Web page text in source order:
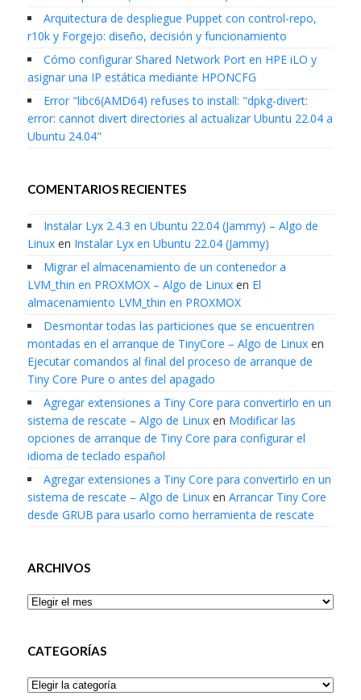
Arquitectura de despliegue Puppet con control-repo,
r10k y Forgejo: diseño, decisión y funcionamiento
Cómo configurar Shared Network Port en HPE iLO y
asignar una IP estática mediante HPONCFG
Error "libc6(AMD64) refuses to install: "dpkg-divert:
error: cannot divert directories al actualizar Ubuntu 22.04 a
Ubuntu 24.04"
COMENTARIOS RECIENTES
Instalar Lyx 2.4.3 en Ubuntu 22.04 (Jammy) – Algo de
Linuxen Instalar Lyx en Ubuntu 22.04 (Jammy)
Migrar el almacenamiento de un contenedor a
LVM_thin en PROXMOX – Algo de Linuxen El
almacenamiento LVM_thin en PROXMOX
Desmontar todas las particiones que se encuentren
montadas en el arranque de TinyCore – Algo de Linuxen
Ejecutar comandos al final del proceso de arranque de
Tiny Core Pure o antes del apagado
Agregar extensiones a Tiny Core para convertirlo en un
sistema de rescate – Algo de Linuxen Modificar las
opciones de arranque de Tiny Core para configurar el
idioma de teclado español
Agregar extensiones a Tiny Core para convertirlo en un
sistema de rescate – Algo de Linuxen Arrancar Tiny Core
desde GRUB para usarlo como herramienta de rescate
ARCHIVOS
Archivos
CATEGORÍAS
Categorías